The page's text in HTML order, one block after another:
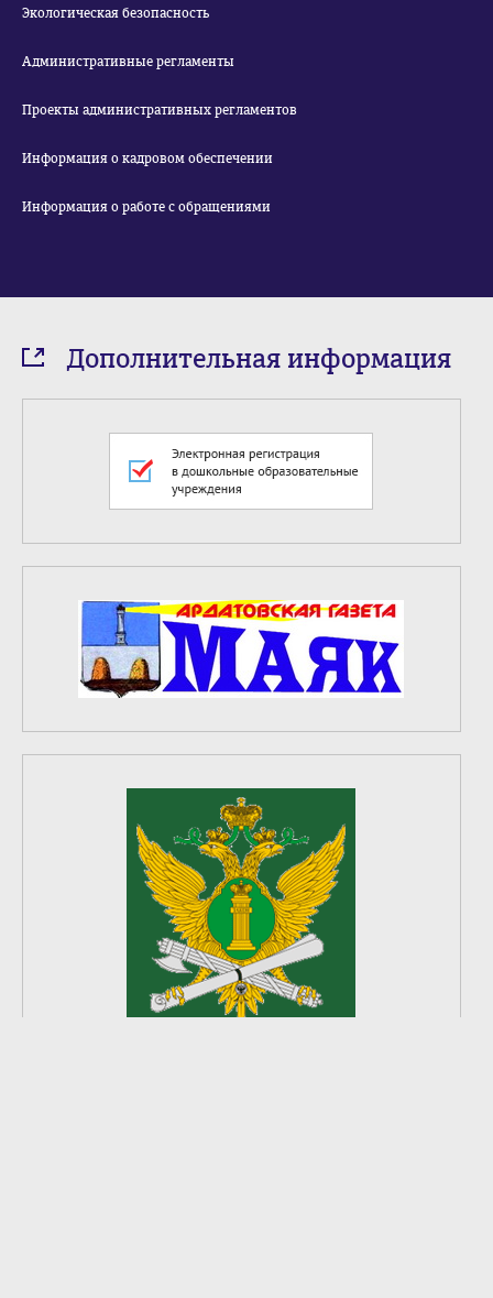
Экологическая безопасность
Административные регламенты
Проекты административных регламентов
Информация о кадровом обеспечении
Информация о работе с обращениями
Дополнительная информация